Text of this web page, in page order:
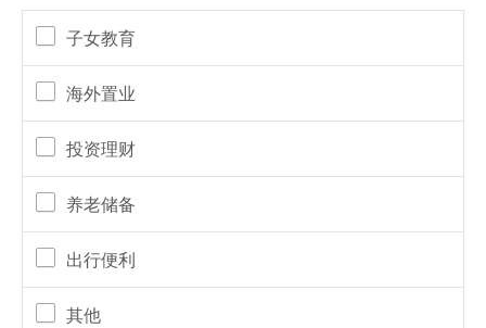
子女教育
海外置业
投资理财
养老储备
出行便利
其他